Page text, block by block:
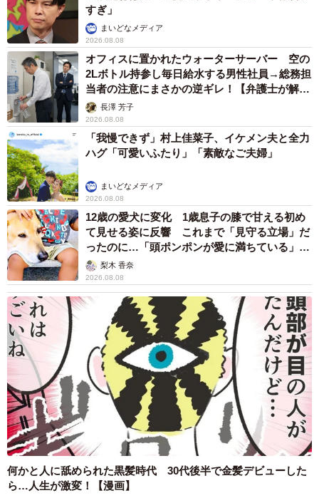
すぎ」
まいどなメディア
2026.08.08
オフィスに置かれたウォーターサーバー 空の
2Lボトル持参し毎日給水する男性社員→総務担
当者の注意にまさかの逆ギレ！【弁護士が解
説】長澤 芳子
2026.08.08
「我慢できず」村上佳菜子、イケメン夫と全力
ハグ「可愛いふたり」「素敵なご夫婦」
まいどなメディア
2026.08.08
12歳の愛犬に変化 1歳息子の膝で甘える初め
て見せる姿に反響 これまで「見守る立場」だ
ったのに…「頭ポンポンが愛に満ちている」
「尊…」
梨木 香奈
2026.08.08
何かと人に舐められた黒髪時代 30代後半で金髪デビューした
ら…人生が激変！【漫画】